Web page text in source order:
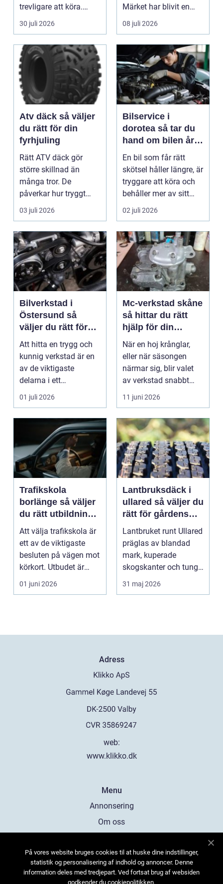
trevligare att köra.
Trots det väntar mån...
30 juli 2026
Märket har blivit en
symbol för mod...
08 juli 2026
Atv däck så väljer
du rätt för din
fyrhjuling
Rätt ATV däck gör
större skillnad än
många tror. De
påverkar hur tryggt
fyrhjulingen beter sig
på vä...
03 juli 2026
Bilservice i
dorotea så tar du
hand om bilen året
runt
En bil som får rätt
skötsel håller längre, är
tryggare att köra och
behåller mer av sitt
värde. I no...
02 juli 2026
Bilverkstad i
Östersund så
väljer du rätt för
din bil
Att hitta en trygg och
kunnig verkstad är en
av de viktigaste
delarna i ett
problemfritt bilägande.
01 juli 2026
Mc-verkstad skåne
så hittar du rätt
hjälp för din
motorcykel
När en hoj krånglar,
eller när säsongen
närmar sig, blir valet
av verkstad snabbt
avgörande. En MC-v...
11 juni 2026
Trafikskola
borlänge så väljer
du rätt utbildning
mot körkort
Att välja trafikskola är
ett av de viktigaste
besluten på vägen mot
körkort. Utbudet är
stort, prise...
01 juni 2026
Lantbruksdäck i
ullared så väljer du
rätt för gårdens
behov
Lantbruket runt Ullared
präglas av blandad
mark, kuperade
skogskanter och tunga
arbetsmoment.
Däckva...
31 maj 2026
Adress
web:
www.klikko.dk
Menu
Annonsering
Om oss
Kontakta oss
Sitemap
På vores website bruges cookies til at huske dine indstillinger,
statistik og personalisering af indhold og annoncer. Denne
information deles med tredjepart. Ved fortsat brug af websiden
godkender du cookiepolitikken.